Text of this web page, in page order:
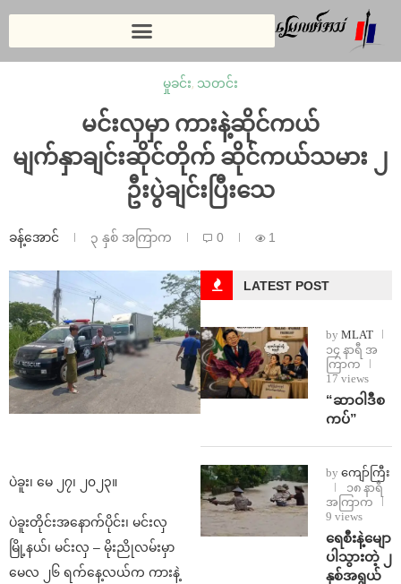
မှုခင်း, သတင်း
မင်းလှမှာ ကားနဲ့ဆိုင်ကယ်
မျက်နှာချင်းဆိုင်တိုက် ဆိုင်ကယ်သမား ၂
ဦးပွဲချင်းပြီးသေ
ခန့်အောင် ၃ နှစ် အကြာက 0 1
ပဲခူး၊ မေ ၂၇၊ ၂၀၂၃။
ပဲခူးတိုင်းအနောက်ပိုင်း၊ မင်းလှ
မြို့နယ်၊ မင်းလှ – မိုးညိုလမ်းမှာ
မေလ ၂၆ ရက်နေ့လယ်က ကားနဲ့
LATEST POST
by MLAT
၁၄ နာရီ အ
ကြာက
17 views
“ဆာဝါဒီစ
ကပ်”
by ကျော်ကြီး
၁၈ နာရီ
အကြာက
9 views
ရေစီးနဲ့မျော
ပါသွားတဲ့ ၂
နှစ်အရွယ်